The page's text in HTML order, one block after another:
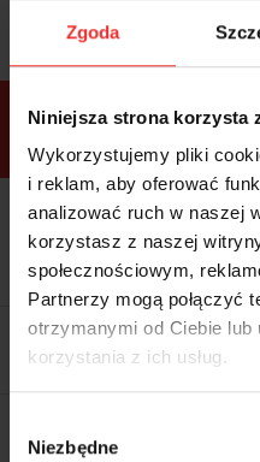
Zgoda
Niniejsza strona korzysta
Wykorzystujemy pliki
i reklam, aby oferować
analizować ruch w naszej
korzystasz z naszej
społecznościowym,
Partnerzy mogą połączyć
otrzymanymi od Ciebie
korzystania z ich usług.
zgody
Niezbędne
Sprawdź
ramach
pakietów
Kolacja z prelegentami i before
party (Hotel Sheraton, 27.10) tylko
wbilecie ALLPASS VIP
Dedykowana strefa VIP z
możliwością networkingu z
prelegentami i wystawcami w
WARTOŚĆ: 1970 zł